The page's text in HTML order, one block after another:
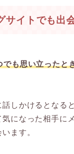
サイトでも出
も思い立ったと
しかけるとなる
になった相手に
ます。